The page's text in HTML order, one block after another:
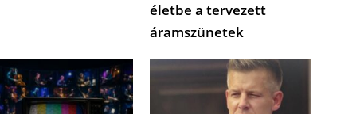
életbe a tervezett
áramszünetek